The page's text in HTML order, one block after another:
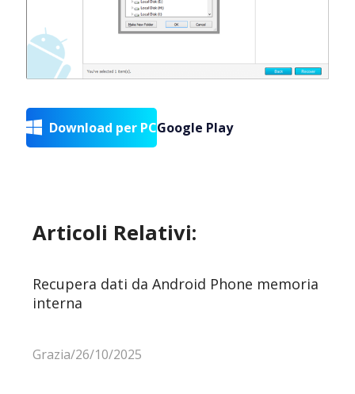
 Download per PCGoogle Play
Articoli Relativi:
Recupera dati da Android Phone memoria
interna
Grazia/26/10/2025